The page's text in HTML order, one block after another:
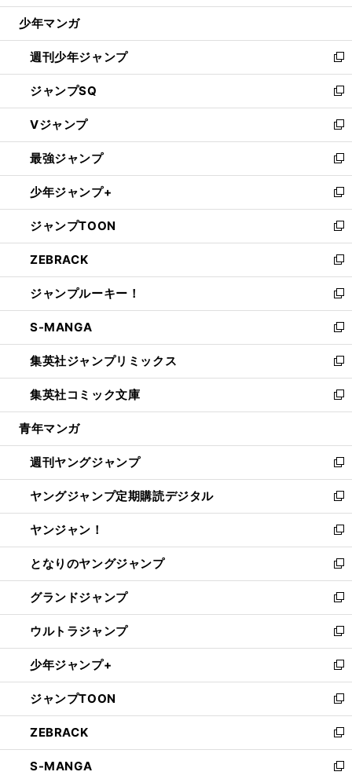
ウ
開
く
少年マンガ
週刊少年ジャンプ
新
し
い
ウ
ィ
ン
ド
ウ
で
開
く
ジャンプSQ
新
し
い
ウ
ィ
ン
ド
ウ
で
開
く
Vジャンプ
新
し
い
ウ
ィ
ン
ド
ウ
で
開
く
最強ジャンプ
新
し
い
ウ
ィ
ン
ド
ウ
で
開
く
少年ジャンプ+
新
し
い
ウ
ィ
ン
ド
ウ
で
開
く
ジャンプTOON
新
し
い
ウ
ィ
ン
ド
ウ
で
開
く
ZEBRACK
新
し
い
ウ
ィ
ン
ド
ウ
で
開
ジャンプルーキー！
新
し
い
ウ
ィ
ン
ド
ウ
開
く
S-MANGA
新
し
い
ウ
ィ
ン
ウ
で
開
く
集英社ジャンプリミックス
新
し
い
ウ
ン
ド
ウ
で
開
く
集英社コミック文庫
新
し
ウ
ィ
ン
ド
ウ
で
開
く
青年マンガ
週刊ヤングジャンプ
新
し
い
ウ
ィ
ン
ド
ウ
で
開
く
ヤングジャンプ定期購読デジタル
新
し
い
ウ
ィ
ン
ド
ウ
で
開
く
ヤンジャン！
新
し
い
ウ
ィ
ン
ド
ウ
で
開
く
となりのヤングジャンプ
新
し
い
ウ
ィ
ン
ド
ウ
で
開
く
グランドジャンプ
新
し
い
ウ
ィ
ン
ド
ウ
で
開
く
ウルトラジャンプ
新
し
い
ウ
ィ
ン
ド
ウ
で
少年ジャンプ+
新
し
い
ウ
ィ
ン
ド
ジャンプTOON
新
し
い
ウ
ィ
ZEBRACK
新
し
い
S-MANGA 新